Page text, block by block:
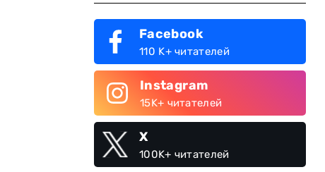
Facebook
110 K+ читателей
Instagram
15K+ читателей
X
100K+ читателей